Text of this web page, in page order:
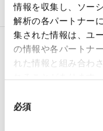
情報を収集し、ソー
解析の各パートナー
集された情報は、ユ
の情報や各パートナ
れた情報と組み合わ
必須
展示会概要
展示会名